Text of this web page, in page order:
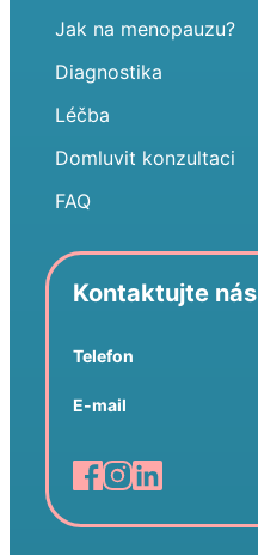
Jak na menopauzu?
Diagnostika
Léčba
Domluvit konzultaci
FAQ
Kontaktujte nás
Telefon
E-mail